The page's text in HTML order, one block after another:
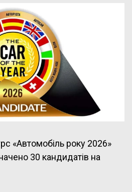
«Автомобіль року 2026»
30 кандидатів на